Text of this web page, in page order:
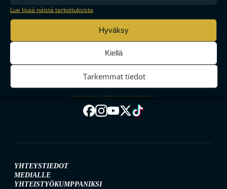
Lue lisää näistä tarkoituksista
Hyväksy
Kiellä
Tarkemmat tiedot
MAAILMAN VIIHDYTTÄVINTÄ SALIBANDYA
SEURAA MEITÄ SOMESSA
YHTEYSTIEDOT
MEDIALLE
YHTEISTYÖKUMPPANIKSI